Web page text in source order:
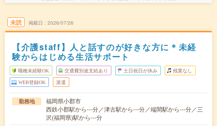
未読 掲載日 2026/07/26
【介護staff】人と話すのが好きな方に＊未経
験からはじめる生活サポート
職種未経験OK 交通費別途支給あり 土日祝日が休み 残業なし
WEB登録OK 派遣
勤務地
福岡県小郡市
西鉄小郡駅から---分／津古駅から---分／端間駅から---分／三
沢(福岡県)駅から---分